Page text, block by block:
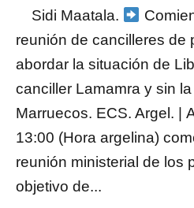
Sidi Maatala.
reunión de cancilleres de
abordar la situación de
canciller Lamamra y sin
Marruecos. ECS. Argel. |
13:00 (Hora argelina)
reunión ministerial de los
objetivo de...